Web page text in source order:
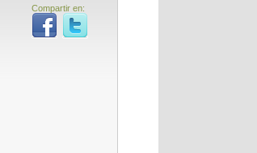
Compartir en: